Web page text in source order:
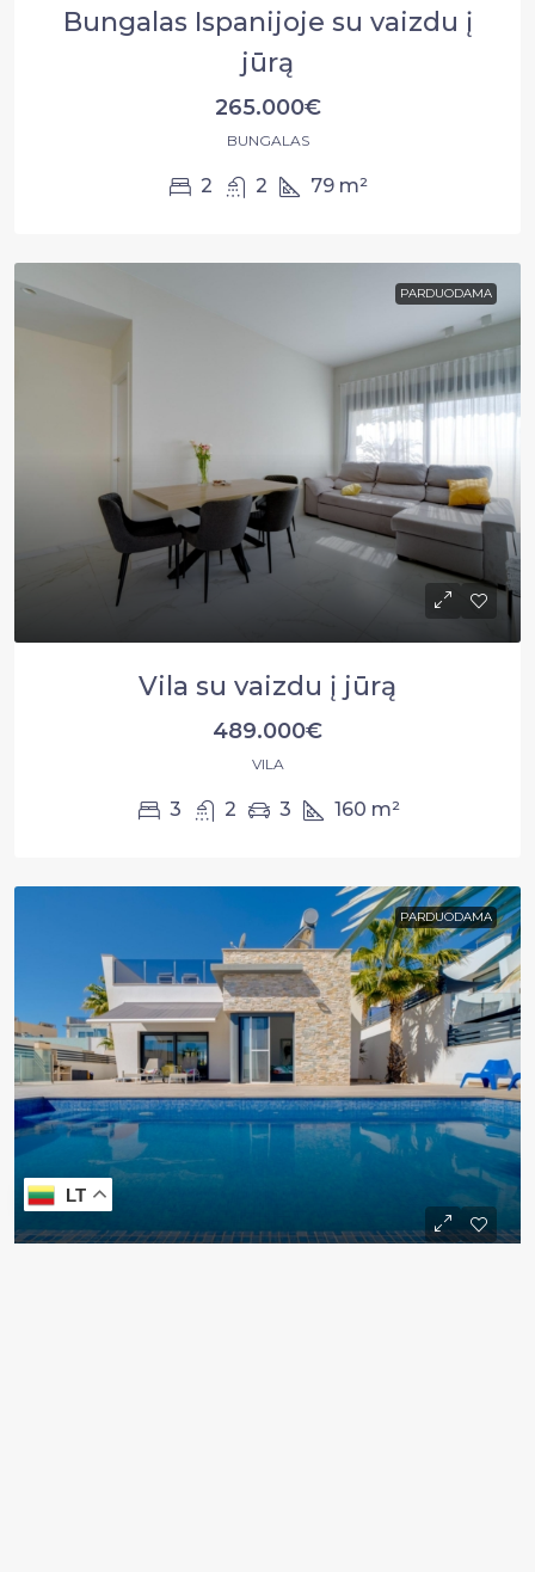
Bungalas Ispanijoje su vaizdu į
jūrą
265.000€
BUNGALAS
2 2 79 m²
PARDUODAMA
Vila su vaizdu į jūrą
489.000€
VILA
3 2 3 160 m²
PARDUODAMA
LT